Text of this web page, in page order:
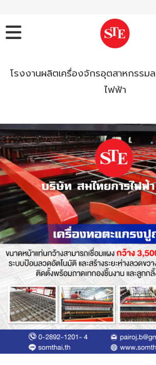
โรงงานผลิตเครื่องจักรอุตสาหกรรม
ไฟฟ้า